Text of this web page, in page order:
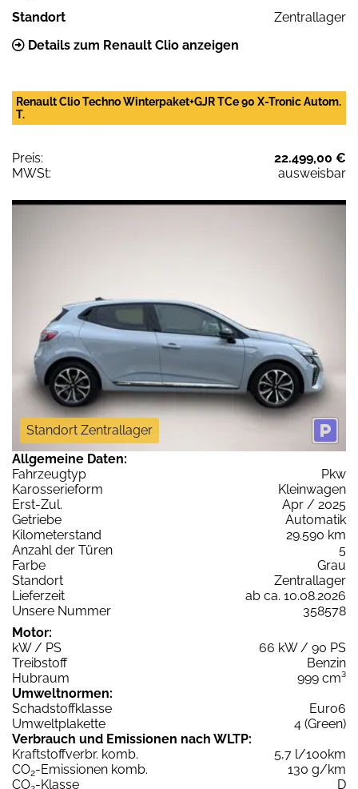
Standort
Zentrallager
Details zum Renault Clio anzeigen
Renault Clio Techno Winterpaket+GJR TCe 90 X-Tronic Autom.
T.
Preis:
22.499,00 €
MWSt:
ausweisbar
Standort Zentrallager
Allgemeine Daten:
Fahrzeugtyp
Pkw
Karosserieform
Kleinwagen
Erst-Zul.
Apr / 2025
Getriebe
Automatik
Kilometerstand
29.590 km
Anzahl der Türen
5
Farbe
Grau
Standort
Zentrallager
Lieferzeit
ab ca. 10.08.2026
Unsere Nummer
358578
Motor:
kW / PS
66 kW / 90 PS
Treibstoff
Benzin
Hubraum
999 cm³
Umweltnormen:
Schadstoffklasse
Euro6
Umweltplakette
4 (Green)
Verbrauch und Emissionen nach WLTP:
Kraftstoffverbr. komb.
5,7 l/100km
CO2-Emissionen komb.
130 g/km
CO -Klasse D